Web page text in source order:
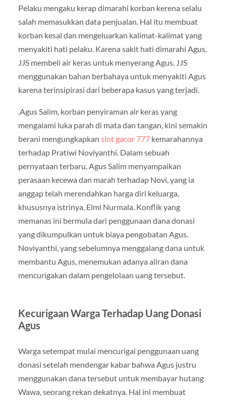
Pelaku mengaku kerap dimarahi korban kerena selalu
salah memasukkan data penjualan. Hal itu membuat
korban kesal dan mengeluarkan kalimat-kalimat yang
menyakiti hati pelaku. Karena sakit hati dimarahi Agus,
JJS membeli air keras untuk menyerang Agus. JJS
menggunakan bahan berbahaya untuk menyakiti Agus
karena terinsipirasi dari beberapa kasus yang terjadi.
.Agus Salim, korban penyiraman air keras yang
mengalami luka parah di mata dan tangan, kini semakin
berani mengungkapkan slot gacor 777kemarahannya
terhadap Pratiwi Noviyanthi. Dalam sebuah
pernyataan terbaru, Agus Salim menyampaikan
perasaan kecewa dan marah terhadap Novi, yang ia
anggap telah merendahkan harga diri keluarga,
khususnya istrinya, Elmi Nurmala. Konflik yang
memanas ini bermula dari penggunaan dana donasi
yang dikumpulkan untuk biaya pengobatan Agus.
Noviyanthi, yang sebelumnya menggalang dana untuk
membantu Agus, menemukan adanya aliran dana
mencurigakan dalam pengelolaan uang tersebut.
Kecurigaan Warga Terhadap Uang Donasi
Agus
Warga setempat mulai mencurigai penggunaan uang
donasi setelah mendengar kabar bahwa Agus justru
menggunakan dana tersebut untuk membayar hutang
Wawa, seorang rekan dekatnya. Hal ini membuat